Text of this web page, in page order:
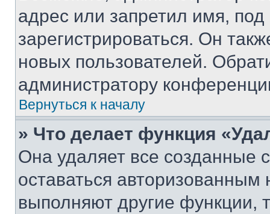
адрес или запретил имя,
зарегистрироваться. Он
новых пользователей.
администратору
Вернуться к началу
» Что делает функция
Она удаляет все созданные
оставаться
выполняют другие функции,